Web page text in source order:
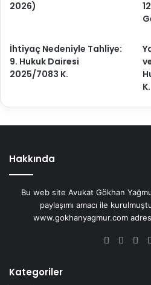
2026)
İhtiyaç Nedeniyle Tahliye:
9. Hukuk Dairesi
2025/7083 K.
K.
Hakkında
Bu web site Avukat Gökhan
paylaşımı amacı ile
www.gokhanyagmur.com
X
Kategoriler